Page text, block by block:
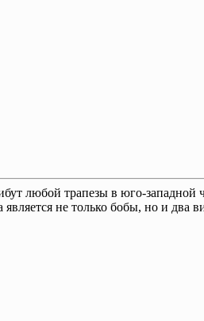
любой трапезы в юго-западной
не только бобы, но и два